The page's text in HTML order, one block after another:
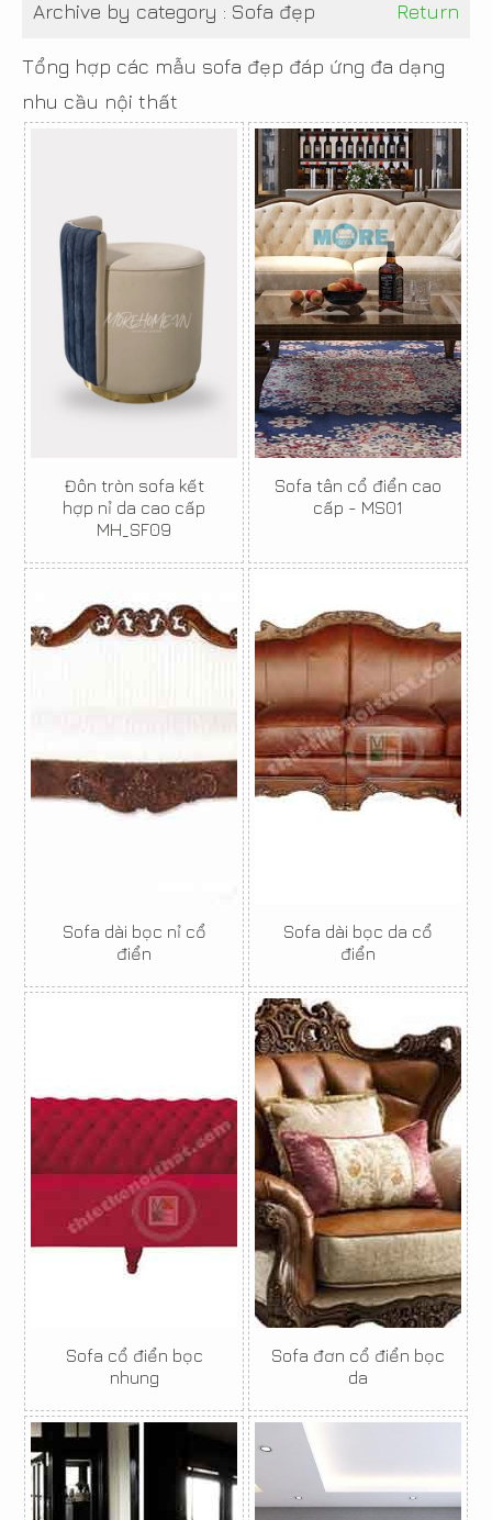
Archive by category : Sofa đẹp Return
Tổng hợp các mẫu sofa đẹp đáp ứng đa dạng
nhu cầu nội thất
Đôn tròn sofa kết
hợp nỉ da cao cấp
MH_SF09
Sofa tân cổ điển cao
cấp - MS01
Sofa dài bọc nỉ cổ
điển
Sofa dài bọc da cổ
điển
Sofa cổ điển bọc
nhung
Sofa đơn cổ điển bọc
da